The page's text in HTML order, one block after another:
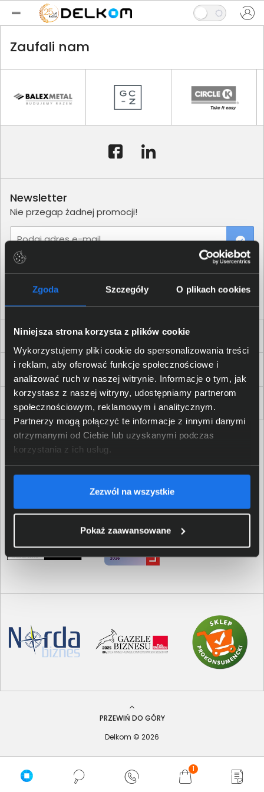
Zgoda Szczegóły O plikach cookies
Niniejsza strona korzysta z plików cookie
Wykorzystujemy pliki cookie do spersonalizowania treści
i reklam, aby oferować funkcje społecznościowe i
analizować ruch w naszej witrynie. Informacje o tym, jak
korzystasz z naszej witryny, udostępniamy partnerom
społecznościowym, reklamowym i analitycznym.
Partnerzy mogą połączyć te informacje z innymi danymi
otrzymanymi od Ciebie lub uzyskanymi podczas
korzystania z ich usług.
Zezwól na wszystkie
Pokaż zaawansowane
1
Zaufali nam
Dla Firm i Instytucji
Zakupy
Delkom 2000
Newsletter
Nie przegap żadnej promocji!
Podaj adres e-mail
PRZEWIŃ DO GÓRY
Delkom © 2026